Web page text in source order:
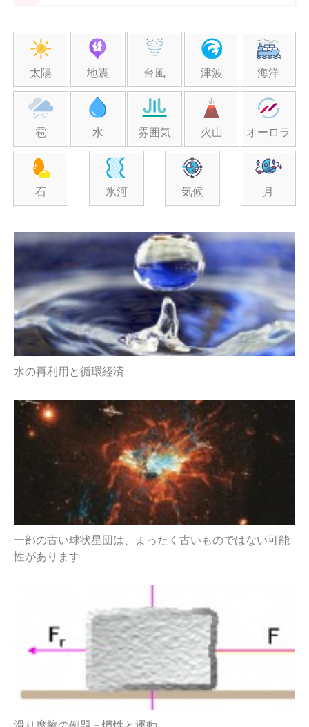
太陽 地震 台風 津波 海洋
雹 水 雰囲気 火山 オーロラ
石 氷河 気候 月
水の再利用と循環経済
一部の古い球状星団は、まったく古いものではない可能
性があります